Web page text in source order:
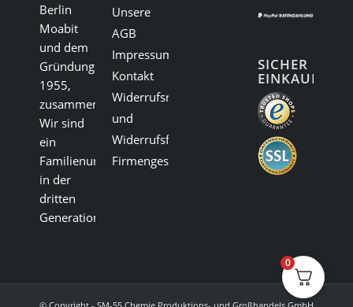
Berlin
Moabit
und dem
Gründungsjahr
1955,
zusammen.
Wir sind
ein
Familienunternehmen
in der
dritten
Generation.
Unsere
AGB
Impressum
Kontakt
Widerrufsrecht
und
Widerrufsformular
Firmengeschichte
SICHER
EINKAUFEN:
0